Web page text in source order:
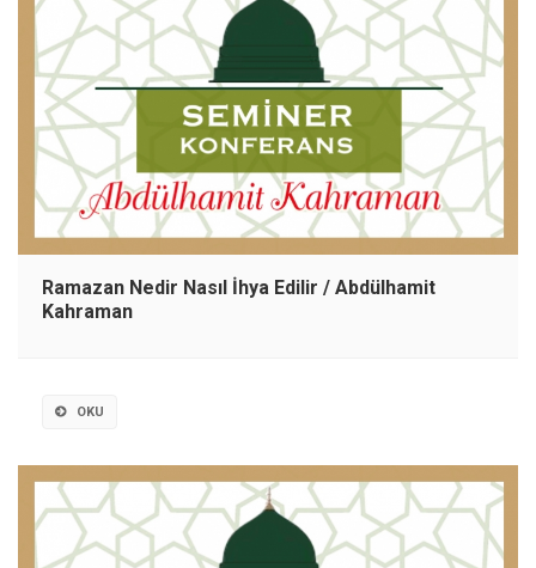
Ramazan Nedir Nasıl İhya Edilir / Abdülhamit
Kahraman
OKU